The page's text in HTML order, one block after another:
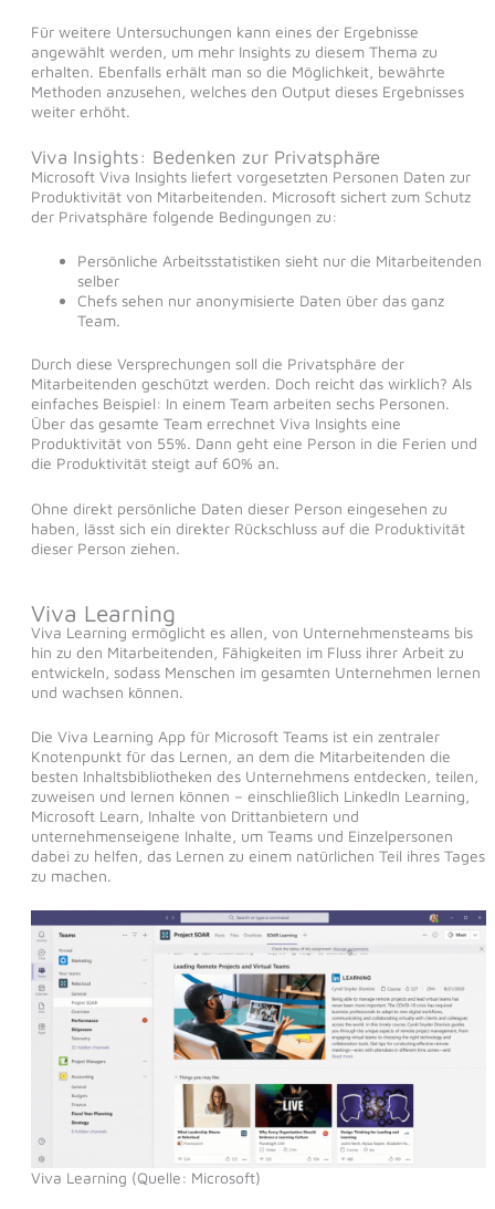
Für weitere Untersuchungen kann eines der Ergebnisse
angewählt werden, um mehr Insights zu diesem Thema zu
erhalten. Ebenfalls erhält man so die Möglichkeit, bewährte
Methoden anzusehen, welches den Output dieses Ergebnisses
weiter erhöht.
Viva Insights: Bedenken zur Privatsphäre
Microsoft Viva Insights liefert vorgesetzten Personen Daten zur
Produktivität von Mitarbeitenden. Microsoft sichert zum Schutz
der Privatsphäre folgende Bedingungen zu:
Persönliche Arbeitsstatistiken sieht nur die Mitarbeitenden
selber
Chefs sehen nur anonymisierte Daten über das ganz
Team.
Durch diese Versprechungen soll die Privatsphäre der
Mitarbeitenden geschützt werden. Doch reicht das wirklich? Als
einfaches Beispiel: In einem Team arbeiten sechs Personen.
Über das gesamte Team errechnet Viva Insights eine
Produktivität von 55%. Dann geht eine Person in die Ferien und
die Produktivität steigt auf 60% an.
Ohne direkt persönliche Daten dieser Person eingesehen zu
haben, lässt sich ein direkter Rückschluss auf die Produktivität
dieser Person ziehen.
Viva Learning
Viva Learning ermöglicht es allen, von Unternehmensteams bis
hin zu den Mitarbeitenden, Fähigkeiten im Fluss ihrer Arbeit zu
entwickeln, sodass Menschen im gesamten Unternehmen lernen
und wachsen können.
Die Viva Learning App für Microsoft Teams ist ein zentraler
Knotenpunkt für das Lernen, an dem die Mitarbeitenden die
besten Inhaltsbibliotheken des Unternehmens entdecken, teilen,
zuweisen und lernen können – einschließlich LinkedIn Learning,
Microsoft Learn, Inhalte von Drittanbietern und
unternehmenseigene Inhalte, um Teams und Einzelpersonen
dabei zu helfen, das Lernen zu einem natürlichen Teil ihres Tages
zu machen.
Viva Learning (Quelle: Microsoft)